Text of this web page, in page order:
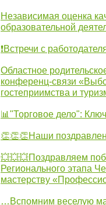
Независимая оценка
образовательной
❗Встречи с
Областное
конференц-связи
гостеприимства и
📊"Торговое дело":
👏👏👏Наши
💥💥💥Поздравляем
Регионального этапа
мастерству
…Вспомним веселую